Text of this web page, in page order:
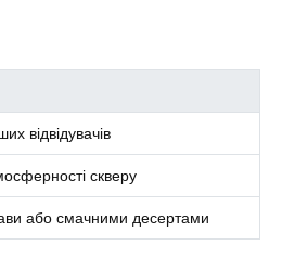
відвідувачів
скверу
або смачними десертами